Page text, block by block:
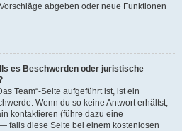
abgeben oder neue Funktionen
es Beschwerden oder juristische
Team“-Seite aufgeführt ist, ist ein
Wenn du so keine Antwort erhältst,
kontaktieren (führe dazu eine
falls diese Seite bei einem kostenlosen